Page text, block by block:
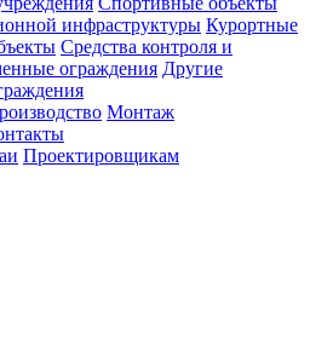
инфраструктуры Курортные
Средства контроля и
ограждения Другие
Монтаж
Проектировщикам